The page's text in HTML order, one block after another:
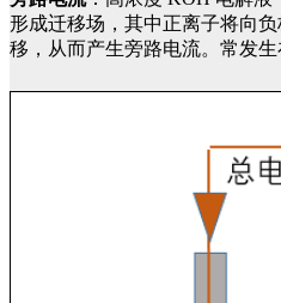
形成迁移场，其中正离子将向
移，从而产生旁路电流。常发生